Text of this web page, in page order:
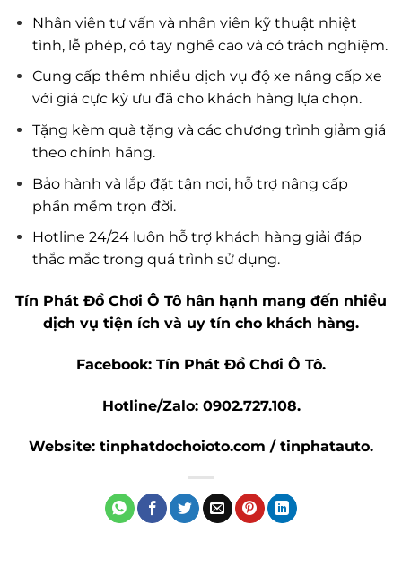
Nhân viên tư vấn và nhân viên kỹ thuật nhiệt
tình, lễ phép, có tay nghề cao và có trách nghiệm.
Cung cấp thêm nhiều dịch vụ độ xe nâng cấp xe
với giá cực kỳ ưu đã cho khách hàng lựa chọn.
Tặng kèm quà tặng và các chương trình giảm giá
theo chính hãng.
Bảo hành và lắp đặt tận nơi, hỗ trợ nâng cấp
phần mềm trọn đời.
Hotline 24/24 luôn hỗ trợ khách hàng giải đáp
thắc mắc trong quá trình sử dụng.
Tín Phát Đồ Chơi Ô Tô hân hạnh mang đến nhiều
dịch vụ tiện ích và uy tín cho khách hàng.
Facebook: Tín Phát Đồ Chơi Ô Tô.
Hotline/Zalo: 0902.727.108.
Website: tinphatdochoioto.com / tinphatauto.